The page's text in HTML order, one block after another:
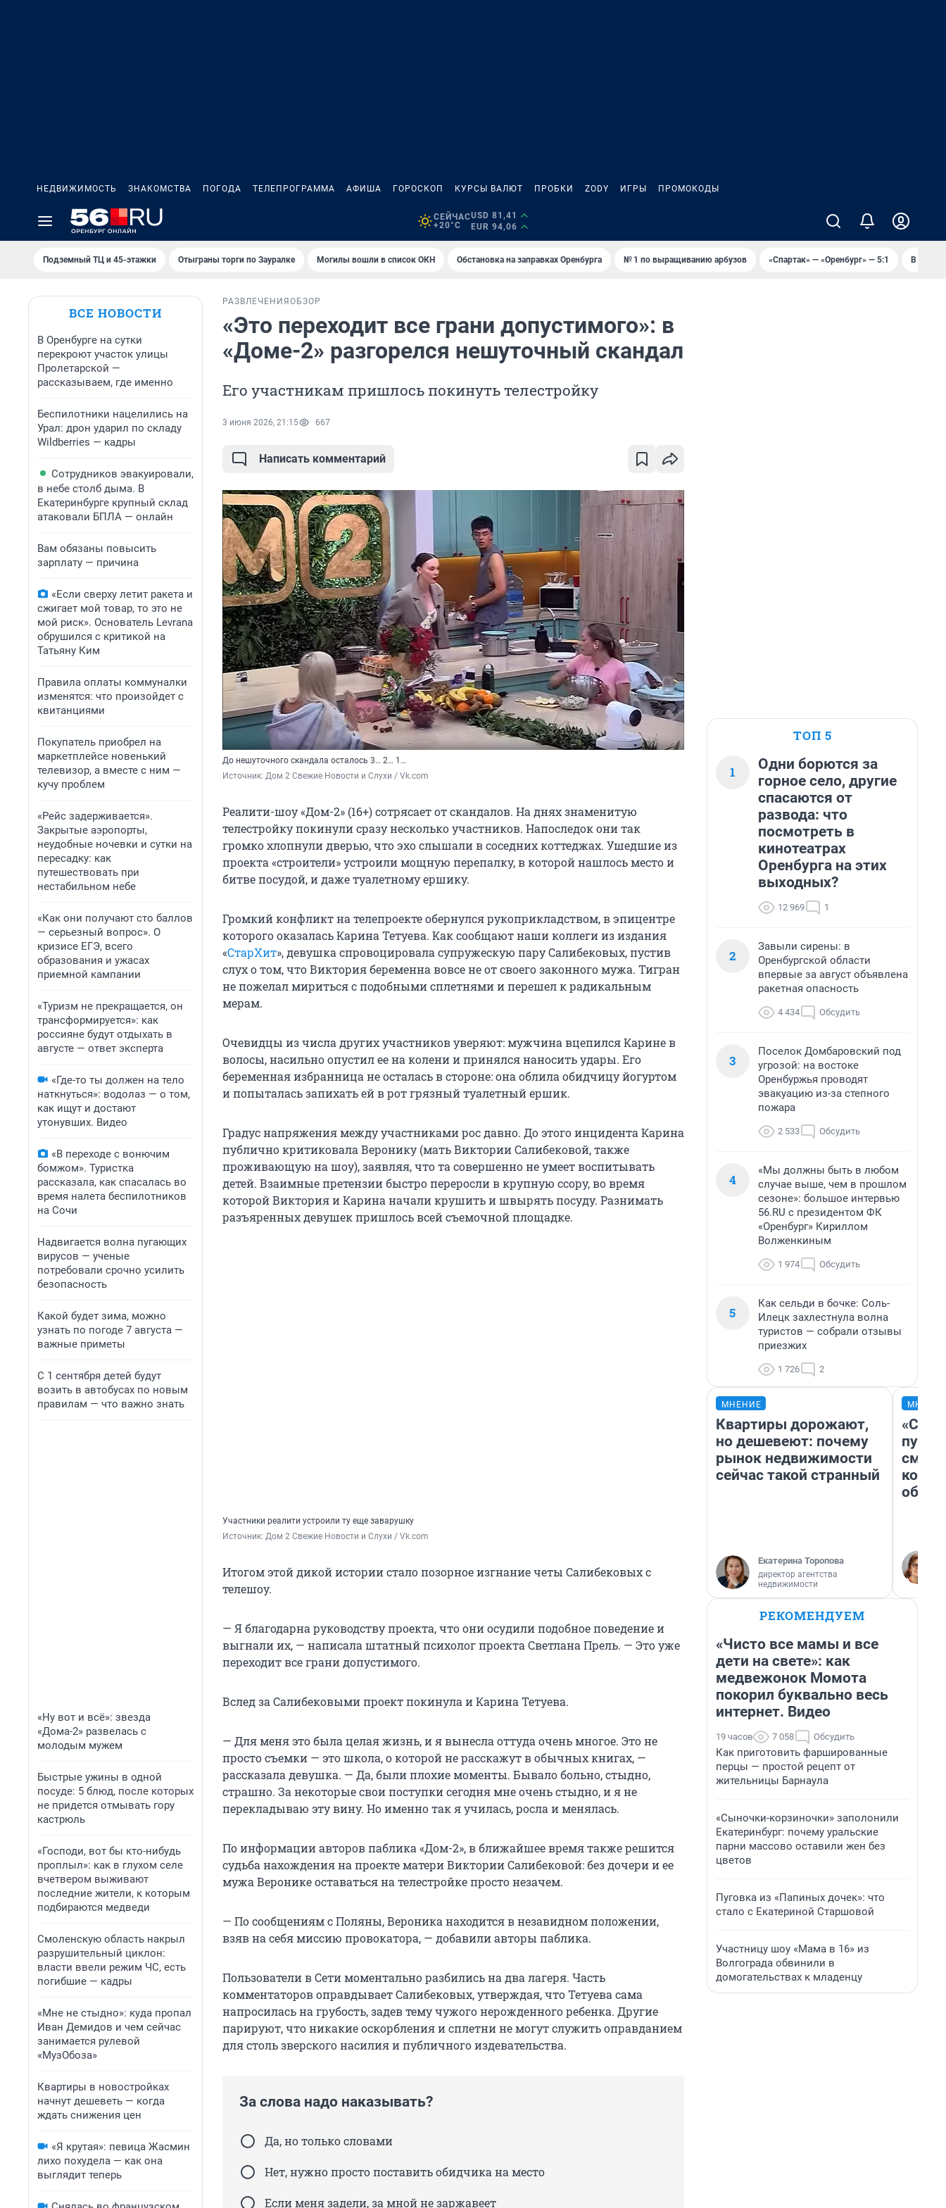
НЕДВИЖИМОСТЬ ЗНАКОМСТВА ПОГОДА ТЕЛЕПРОГРАММА АФИША ГОРОСКОП КУРСЫ ВАЛЮТ ПРОБКИ ZODY ИГРЫ ПРОМОКОДЫ
СЕЙЧАС
+20°C
USD 81,41
EUR 94,06
Подземный ТЦ и 45-этажки Отыграны торги по Зауралке Могилы вошли в список ОКН Обстановка на заправках Оренбурга № 1 по выращиванию арбузов «Спартак» — «Оренбург» — 5:1 В
ВСЕ НОВОСТИ
В Оренбурге на сутки
перекроют участок улицы
Пролетарской —
рассказываем, где именно
Беспилотники нацелились на
Урал: дрон ударил по складу
Wildberries — кадры
Сотрудников эвакуировали,
в небе столб дыма. В
Екатеринбурге крупный склад
атаковали БПЛА — онлайн
Вам обязаны повысить
зарплату — причина
«Если сверху летит ракета и
сжигает мой товар, то это не
мой риск». Основатель Levrana
обрушился с критикой на
Татьяну Ким
Правила оплаты коммуналки
изменятся: что произойдет с
квитанциями
Покупатель приобрел на
маркетплейсе новенький
телевизор, а вместе с ним —
кучу проблем
«Рейс задерживается».
Закрытые аэропорты,
неудобные ночевки и сутки на
пересадку: как
путешествовать при
нестабильном небе
«Как они получают сто баллов
— серьезный вопрос». О
кризисе ЕГЭ, всего
образования и ужасах
приемной кампании
«Туризм не прекращается, он
трансформируется»: как
россияне будут отдыхать в
августе — ответ эксперта
«Где-то ты должен на тело
наткнуться»: водолаз — о том,
как ищут и достают
утонувших. Видео
«В переходе с вонючим
бомжом». Туристка
рассказала, как спасалась во
время налета беспилотников
на Сочи
Надвигается волна пугающих
вирусов — ученые
потребовали срочно усилить
безопасность
Какой будет зима, можно
узнать по погоде 7 августа —
важные приметы
С 1 сентября детей будут
возить в автобусах по новым
правилам — что важно знать
«Ну вот и всё»: звезда
«Дома-2» развелась с
молодым мужем
Быстрые ужины в одной
посуде: 5 блюд, после которых
не придется отмывать гору
кастрюль
«Господи, вот бы кто-нибудь
проплыл»: как в глухом селе
вчетвером выживают
последние жители, к которым
подбираются медведи
Смоленскую область накрыл
разрушительный циклон:
власти ввели режим ЧС, есть
погибшие — кадры
«Мне не стыдно»: куда пропал
Иван Демидов и чем сейчас
занимается рулевой
«МузОбоза»
Квартиры в новостройках
начнут дешеветь — когда
ждать снижения цен
«Я крутая»: певица Жасмин
лихо похудела — как она
выглядит теперь
РАЗВЛЕЧЕНИЯ ОБЗОР
«Это переходит все грани допустимого»: в
«Доме-2» разгорелся нешуточный скандал
Его участникам пришлось покинуть телестройку
3 июня 2026, 21:15 667
Написать комментарий
До нешуточного скандала осталось 3… 2… 1…
Источник: Дом 2 Свежие Новости и Слухи / Vk.com
Реалити-шоу «Дом-2» (16+) сотрясает от скандалов. На днях знаменитую
телестройку покинули сразу несколько участников. Напоследок они так
громко хлопнули дверью, что эхо слышали в соседних коттеджах. Ушедшие из
проекта «строители» устроили мощную перепалку, в которой нашлось место и
битве посудой, и даже туалетному ершику.
Громкий конфликт на телепроекте обернулся рукоприкладством, в эпицентре
которого оказалась Карина Тетуева. Как сообщают наши коллеги из издания
«СтарХит», девушка спровоцировала супружескую пару Салибековых, пустив
слух о том, что Виктория беременна вовсе не от своего законного мужа. Тигран
не пожелал мириться с подобными сплетнями и перешел к радикальным
мерам.
Очевидцы из числа других участников уверяют: мужчина вцепился Карине в
волосы, насильно опустил ее на колени и принялся наносить удары. Его
беременная избранница не осталась в стороне: она облила обидчицу йогуртом
и попыталась запихать ей в рот грязный туалетный ершик.
Градус напряжения между участниками рос давно. До этого инцидента Карина
публично критиковала Веронику (мать Виктории Салибековой, также
проживающую на шоу), заявляя, что та совершенно не умеет воспитывать
детей. Взаимные претензии быстро переросли в крупную ссору, во время
которой Виктория и Карина начали крушить и швырять посуду. Разнимать
разъяренных девушек пришлось всей съемочной площадке.
Участники реалити устроили ту еще заварушку
Источник: Дом 2 Свежие Новости и Слухи / Vk.com
Итогом этой дикой истории стало позорное изгнание четы Салибековых с
телешоу.
— Я благодарна руководству проекта, что они осудили подобное поведение и
выгнали их, — написала штатный психолог проекта Светлана Прель. — Это уже
переходит все грани допустимого.
Вслед за Салибековыми проект покинула и Карина Тетуева.
— Для меня это была целая жизнь, и я вынесла оттуда очень многое. Это не
просто съемки — это школа, о которой не расскажут в обычных книгах, —
рассказала девушка. — Да, были плохие моменты. Бывало больно, стыдно,
страшно. За некоторые свои поступки сегодня мне очень стыдно, и я не
перекладываю эту вину. Но именно так я училась, росла и менялась.
По информации авторов паблика «Дом-2», в ближайшее время также решится
судьба нахождения на проекте матери Виктории Салибековой: без дочери и ее
мужа Веронике оставаться на телестройке просто незачем.
— По сообщениям с Поляны, Вероника находится в незавидном положении,
взяв на себя миссию провокатора, — добавили авторы паблика.
Пользователи в Сети моментально разбились на два лагеря. Часть
комментаторов оправдывает Салибековых, утверждая, что Тетуева сама
напросилась на грубость, задев тему чужого нерожденного ребенка. Другие
парируют, что никакие оскорбления и сплетни не могут служить оправданием
для столь зверского насилия и публичного издевательства.
За слова надо наказывать?
Да, но только словами
Нет, нужно просто поставить обидчика на место
Если меня задели, за мной не заржавеет
ТОП 5
1
Одни борются за
горное село, другие
спасаются от
развода: что
посмотреть в
кинотеатрах
Оренбурга на этих
выходных?
12 969 1
2
Завыли сирены: в
Оренбургской области
впервые за август объявлена
ракетная опасность
4 434 Обсудить
3
Поселок Домбаровский под
угрозой: на востоке
Оренбуржья проводят
эвакуацию из-за степного
пожара
2 533 Обсудить
4
«Мы должны быть в любом
случае выше, чем в прошлом
сезоне»: большое интервью
56.RU с президентом ФК
«Оренбург» Кириллом
Волженкиным
1 974 Обсудить
5
Как сельди в бочке: Соль-
Илецк захлестнула волна
туристов — собрали отзывы
приезжих
1 726 2
МНЕНИЕ
Квартиры дорожают,
но дешевеют: почему
рынок недвижимости
сейчас такой странный
Екатерина Торопова
директор агентства
недвижимости
РЕКОМЕНДУЕМ
«Чисто все мамы и все
дети на свете»: как
медвежонок Момота
покорил буквально весь
интернет. Видео
19 часов 7 058 Обсудить
Как приготовить фаршированные
перцы — простой рецепт от
жительницы Барнаула
«Сыночки-корзиночки» заполонили
Екатеринбург: почему уральские
парни массово оставили жен без
цветов
Пуговка из «Папиных дочек»: что
стало с Екатериной Старшовой
Участницу шоу «Мама в 16» из
Волгограда обвинили в
домогательствах к младенцу